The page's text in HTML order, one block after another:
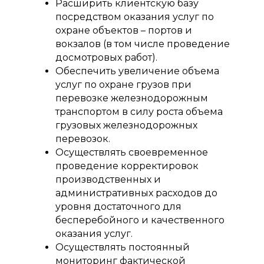
Расширить клиентскую базу
посредством оказания услуг по
охране объектов – портов и
вокзалов (в том числе проведение
досмотровых работ).
Обеспечить увеличение объема
услуг по охране грузов при
перевозке железнодорожным
транспортом в силу роста объема
грузовых железнодорожных
перевозок.
Осуществлять своевременное
проведение корректировок
производственных и
административных расходов до
уровня достаточного для
бесперебойного и качественного
оказания услуг.
Осуществлять постоянный
мониторинг фактической